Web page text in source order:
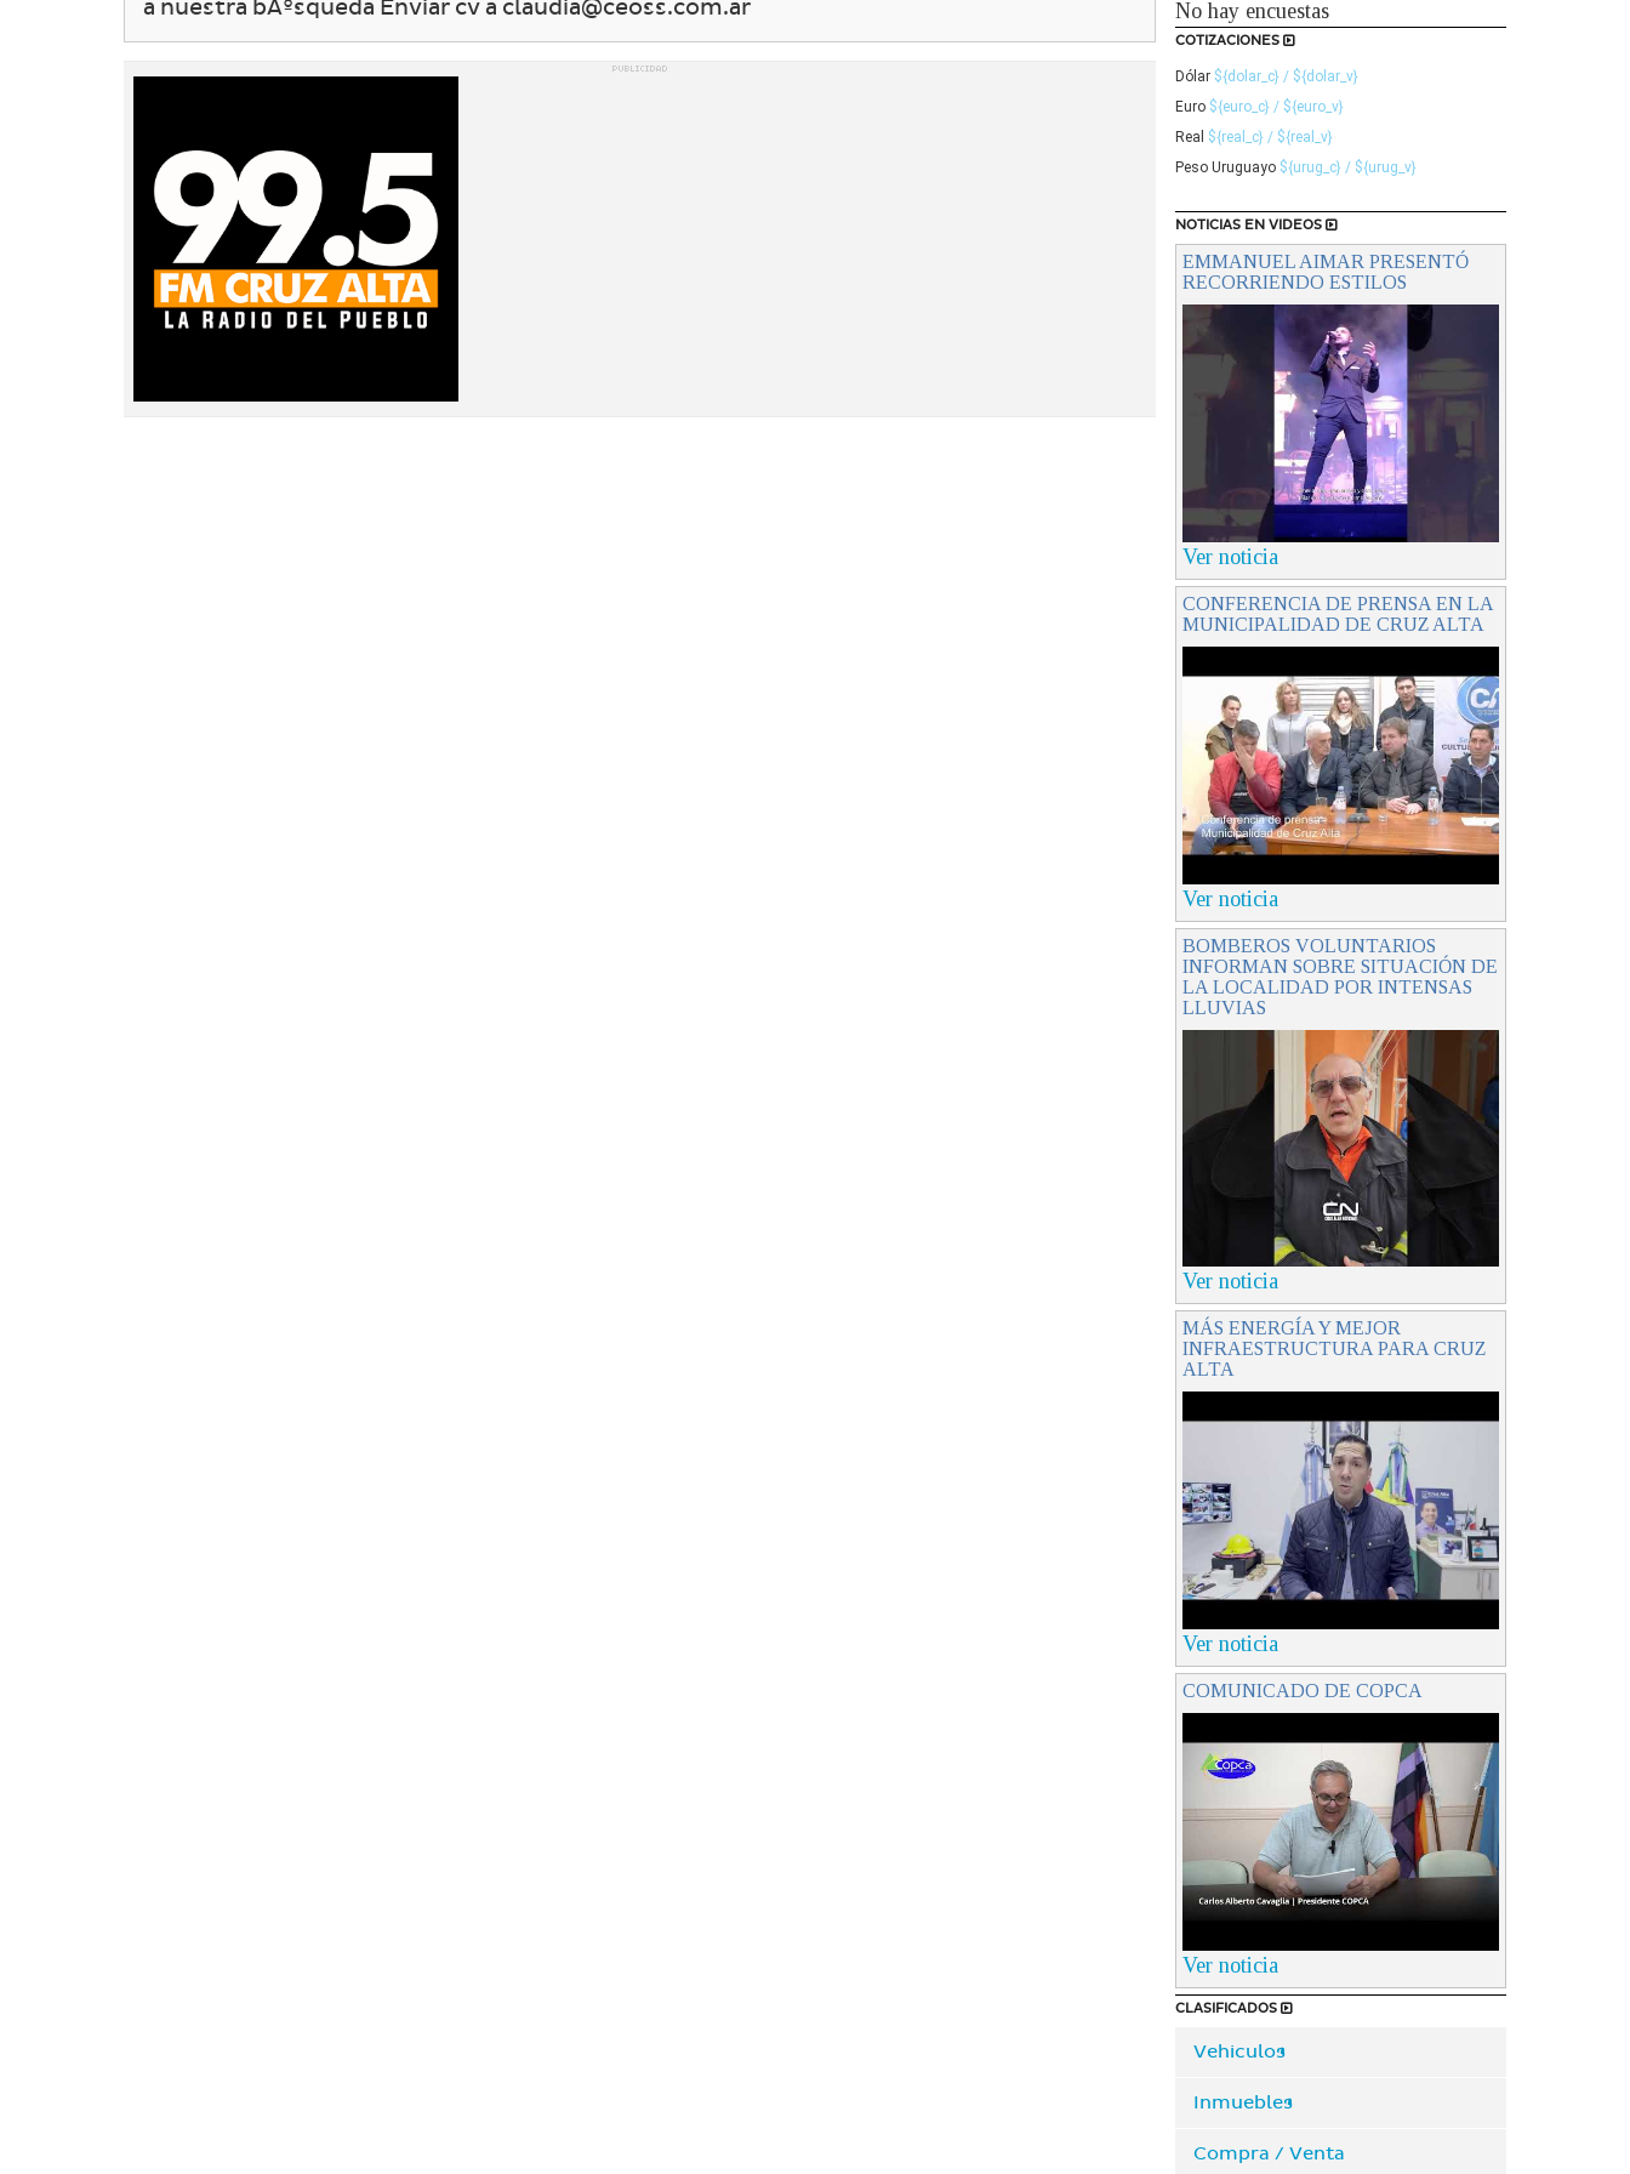
a nuestra bÃºsqueda Enviar cv a claudia@ceoss.com.ar
No hay encuestas
COTIZACIONES
Dólar ${dolar_c} / ${dolar_v}
Euro ${euro_c} / ${euro_v}
Real ${real_c} / ${real_v}
Peso Uruguayo ${urug_c} / ${urug_v}
NOTICIAS EN VIDEOS
EMMANUEL AIMAR PRESENTÓ
RECORRIENDO ESTILOS
Ver noticia
CONFERENCIA DE PRENSA EN LA
MUNICIPALIDAD DE CRUZ ALTA
Ver noticia
BOMBEROS VOLUNTARIOS
INFORMAN SOBRE SITUACIÓN DE
LA LOCALIDAD POR INTENSAS
LLUVIAS
Ver noticia
MÁS ENERGÍA Y MEJOR
INFRAESTRUCTURA PARA CRUZ
ALTA
Ver noticia
COMUNICADO DE COPCA
Ver noticia
CLASIFICADOS
Vehiculos
Inmuebles
Compra / Venta